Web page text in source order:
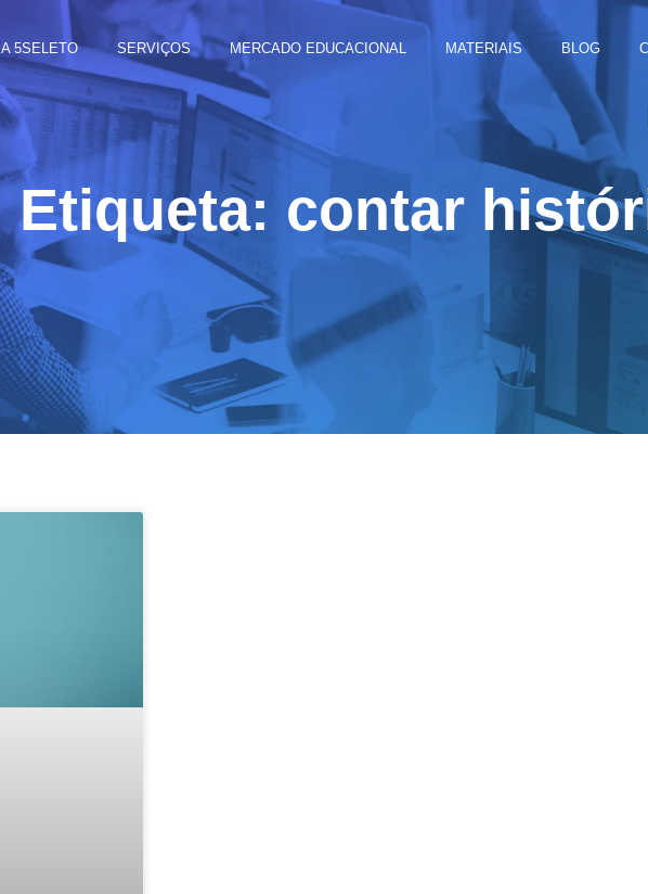
A 5SELETO SERVIÇOS MERCADO EDUCACIONAL MATERIAIS BLOG
Etiqueta: contar